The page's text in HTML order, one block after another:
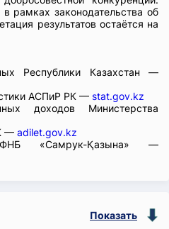
рамках законодательства об
результатов остаётся на
Республики Казахстан —
АСПиР РК — stat.gov.kz
доходов Министерства
— adilet.gov.kz
«Самрук-Қазына» —
Показать